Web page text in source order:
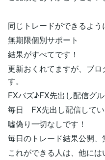
同じトレードができるよう
無期限個別サポート
結果がすべてです！
更新おくれてますが、ブ
す。
FXバズ♪FX先出し配信グ
毎日 FX先出し配信してい
嘘偽り一切なしです！
毎日のトレード結果公開、
これができる人は、他には